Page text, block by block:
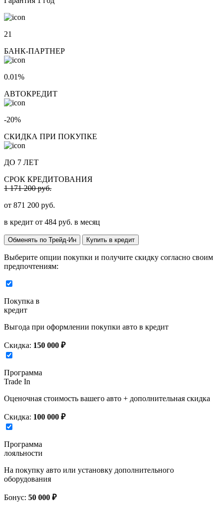
21
БАНК-ПАРТНЕР
0.01%
АВТОКРЕДИТ
-20%
СКИДКА ПРИ ПОКУПКЕ
ДО 7 ЛЕТ
СРОК КРЕДИТОВАНИЯ
1 171 200 руб.
от 871 200 руб.
в кредит от 484 руб. в месяц
Обменять по Трейд-Ин Купить в кредит
Выберите опции покупки и получите скидку согласно своим
предпочтениям:
Покупка в
кредит
Выгода при оформлении покупки авто в кредит
Скидка: 150 000 ₽
Программа
Trade In
Оценочная стоимость вашего авто + дополнительная скидка
Скидка: 100 000 ₽
Программа
лояльности
На покупку авто или установку дополнительного
оборудования
Бонус: 50 000 ₽